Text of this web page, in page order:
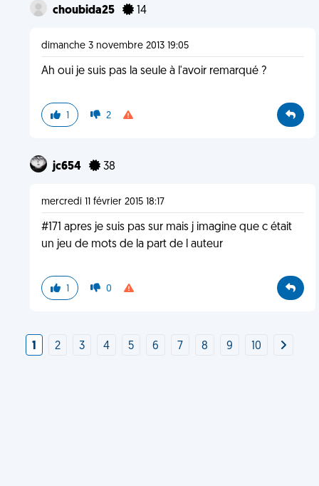
choubida25 14
dimanche 3 novembre 2013 19:05
Ah oui je suis pas la seule à l'avoir remarqué ?
1 2
jc654 38
mercredi 11 février 2015 18:17
#171 apres je suis pas sur mais j imagine que c était
un jeu de mots de la part de l auteur
1 0
1 2 3 4 5 6 7 8 9 10